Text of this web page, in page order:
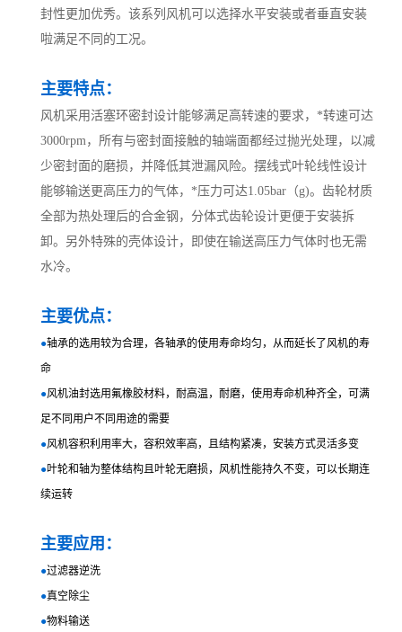
封性更加优秀。该系列风机可以选择水平安装或者垂直安装
啦满足不同的工况。
主要特点：
风机采用活塞环密封设计能够满足高转速的要求，*转速可达
3000rpm，所有与密封面接触的轴端面都经过抛光处理，以减
少密封面的磨损，并降低其泄漏风险。摆线式叶轮线性设计
能够输送更高压力的气体，*压力可达1.05bar（g)。齿轮材质
全部为热处理后的合金钢，分体式齿轮设计更便于安装拆
卸。另外特殊的壳体设计，即使在输送高压力气体时也无需
水冷。
主要优点：
●轴承的选用较为合理，各轴承的使用寿命均匀，从而延长了风机的寿
命
●风机油封选用氟橡胶材料，耐高温，耐磨，使用寿命机种齐全，可满
足不同用户不同用途的需要
●风机容积利用率大，容积效率高，且结构紧凑，安装方式灵活多变
●叶轮和轴为整体结构且叶轮无磨损，风机性能持久不变，可以长期连
续运转
主要应用：
●过滤器逆洗
●真空除尘
●物料输送